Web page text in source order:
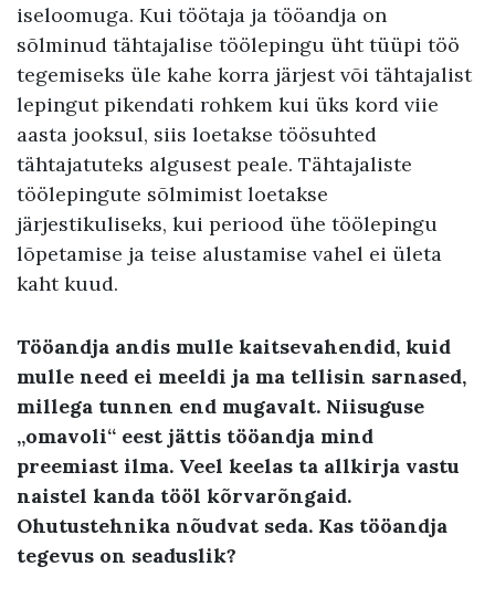
iseloomuga. Kui töötaja ja tööandja on
sõlminud tähtajalise töölepingu üht tüüpi töö
tegemiseks üle kahe korra järjest või tähtajalist
lepingut pikendati rohkem kui üks kord viie
aasta jooksul, siis loetakse töösuhted
tähtajatuteks algusest peale. Tähtajaliste
töölepingute sõlmimist loetakse
järjestikuliseks, kui periood ühe töölepingu
lõpetamise ja teise alustamise vahel ei ületa
kaht kuud.
Tööandja andis mulle kaitsevahendid, kuid
mulle need ei meeldi ja ma tellisin sarnased,
millega tunnen end mugavalt. Niisuguse
„omavoli“ eest jättis tööandja mind
preemiast ilma. Veel keelas ta allkirja vastu
naistel kanda tööl kõrvarõngaid.
Ohutustehnika nõudvat seda. Kas tööandja
tegevus on seaduslik?